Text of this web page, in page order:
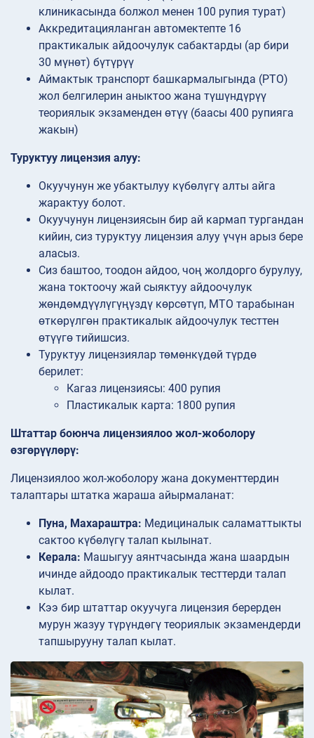
клиникасында болжол менен 100 рупия турат)
Аккредитацияланган автомектепте 16
практикалык айдоочулук сабактарды (ар бири
30 мүнөт) бүтүрүү
Аймактык транспорт башкармалыгында (РТО)
жол белгилерин аныктоо жана түшүндүрүү
теориялык экзаменден өтүү (баасы 400 рупияга
жакын)
Туруктуу лицензия алуу:
Окуучунун же убактылуу күбөлүгү алты айга
жарактуу болот.
Окуучунун лицензиясын бир ай кармап тургандан
кийин, сиз туруктуу лицензия алуу үчүн арыз бере
аласыз.
Сиз баштоо, тоодон айдоо, чоң жолдорго бурулуу,
жана токтоочу жай сыяктуу айдоочулук
жөндөмдүүлүгүңүздү көрсөтүп, МТО тарабынан
өткөрүлгөн практикалык айдоочулук тесттен
өтүүгө тийишсиз.
Туруктуу лицензиялар төмөнкүдөй түрдө
берилет:
Кагаз лицензиясы: 400 рупия
Пластикалык карта: 1800 рупия
Штаттар боюнча лицензиялоо жол-жоболору
өзгөрүүлөрү:
Лицензиялоо жол-жоболору жана документтердин
талаптары штатка жараша айырмаланат:
Пуна, Махараштра: Медициналык саламаттыкты
сактоо күбөлүгү талап кылынат.
Керала: Машыгуу аянтчасында жана шаардын
ичинде айдоодо практикалык тесттерди талап
кылат.
Кээ бир штаттар окуучуга лицензия берерден
мурун жазуу түрүндөгү теориялык экзамендерди
тапшырууну талап кылат.